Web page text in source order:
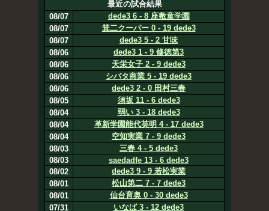
最近の試合結果
08/07
dede3 6 - 8 座敷童学園
08/07
箕二クーパー 0 - 19 dede3
08/07
dede3 5 - 2 甘味
08/06
dede3 1 - 9 修徳第3
08/06
天栄女子 2 - 9 dede3
08/06
シバタ商業 5 - 19 dede3
08/06
dede3 2 - 0 田村三春
08/05
須坂 11 - 6 dede3
08/04
弱い 3 - 18 dede3
08/04
革新学園能代英明 4 - 17 dede3
08/04
空知実業 7 - 9 dede3
08/03
三春 4 - 5 dede3
08/03
saedadfe 13 - 6 dede3
08/02
dede3 9 - 9 若松実業
08/01
松山第二 7 - 7 dede3
08/01
仙台育奥 0 - 30 dede3
07/31
いなば 3 - 12 dede3